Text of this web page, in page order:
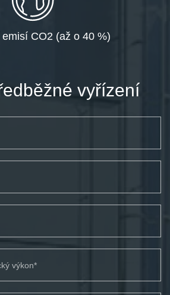
vyřízení
CO2 (až o 40 %)